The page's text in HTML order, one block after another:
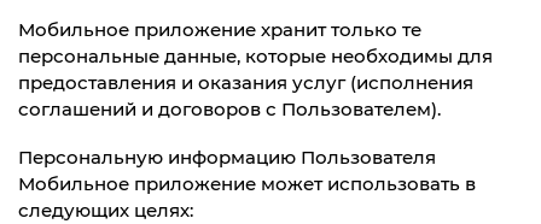
Мобильное приложение хранит только те
персональные данные, которые необходимы для
предоставления и оказания услуг (исполнения
соглашений и договоров с Пользователем).
Персональную информацию Пользователя
Мобильное приложение может использовать в
следующих целях: